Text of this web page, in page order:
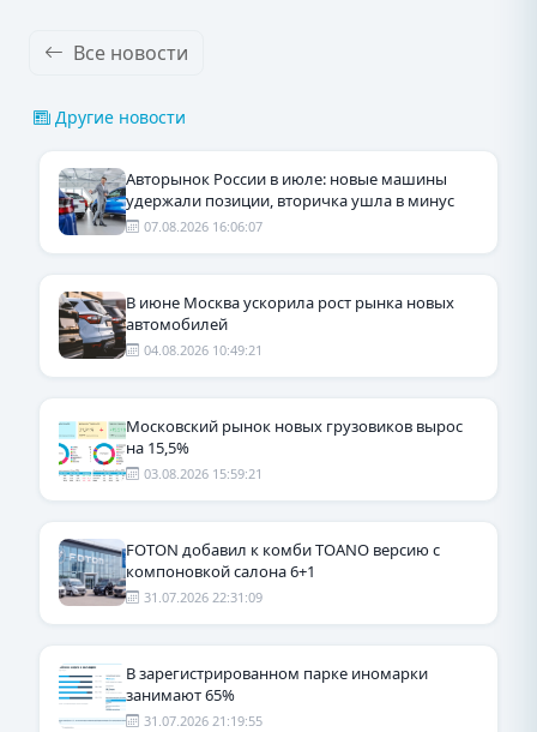
Все новости
Другие новости
Авторынок России в июле: новые машины
удержали позиции, вторичка ушла в минус
07.08.2026 16:06:07
В июне Москва ускорила рост рынка новых
автомобилей
04.08.2026 10:49:21
Московский рынок новых грузовиков вырос
на 15,5%
03.08.2026 15:59:21
FOTON добавил к комби TOANO версию с
компоновкой салона 6+1
31.07.2026 22:31:09
В зарегистрированном парке иномарки
занимают 65%
31.07.2026 21:19:55